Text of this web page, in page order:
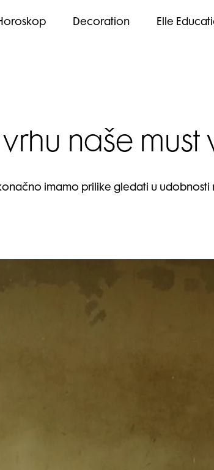
Decoration Elle
naše must
imamo prilike gledati u udobnosti